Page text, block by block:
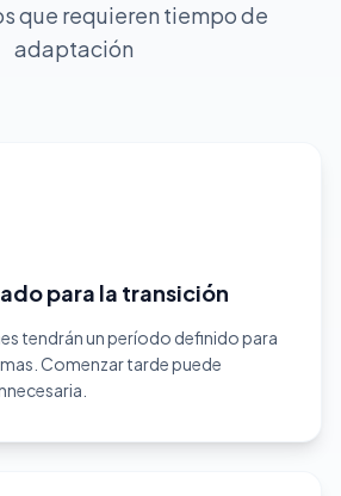
que requieren tiempo de
adaptación
para la transición
tendrán un período definido para
Comenzar tarde puede